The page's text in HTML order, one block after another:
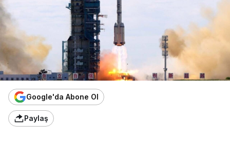
Google'da Abone Ol
Paylaş